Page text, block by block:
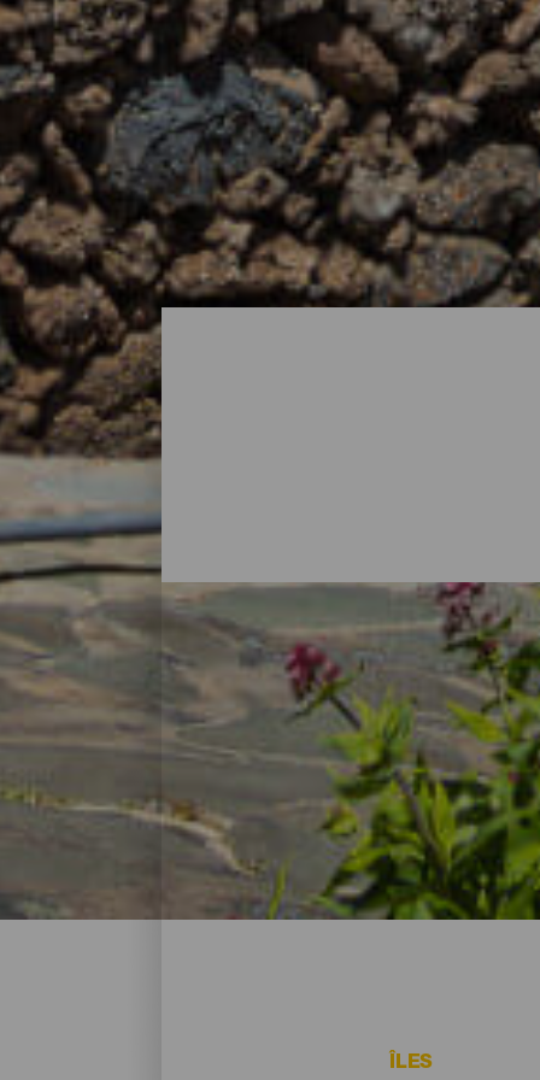
Les hôtels, maisons
Après avoir passé la journée à explorer
d’hébergement à El Hierro s’adapte
hôtels parfaits pour vivre d’amour et de
dans des paysages spectaculaires, il y
ÎLES